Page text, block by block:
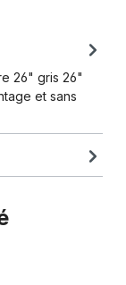
26" gris 26"
et sans